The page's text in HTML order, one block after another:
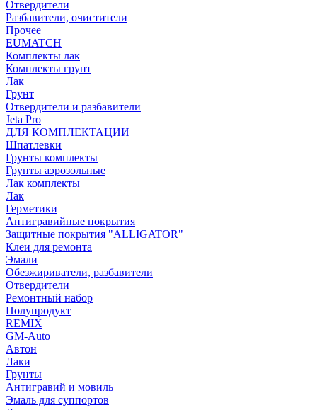
Отвердители
Разбавители, очистители
Прочее
EUMATCH
Комплекты лак
Комплекты грунт
Лак
Грунт
Отвердители и разбавители
Jeta Pro
ДЛЯ КОМПЛЕКТАЦИИ
Шпатлевки
Грунты комплекты
Грунты аэрозольные
Лак комплекты
Лак
Герметики
Антигравийные покрытия
Защитные покрытия "ALLIGATOR"
Клеи для ремонта
Эмали
Обезжириватели, разбавители
Отвердители
Ремонтный набор
Полупродукт
REMIX
GM-Auto
Автон
Лаки
Грунты
Антигравий и мовиль
Эмаль для суппортов